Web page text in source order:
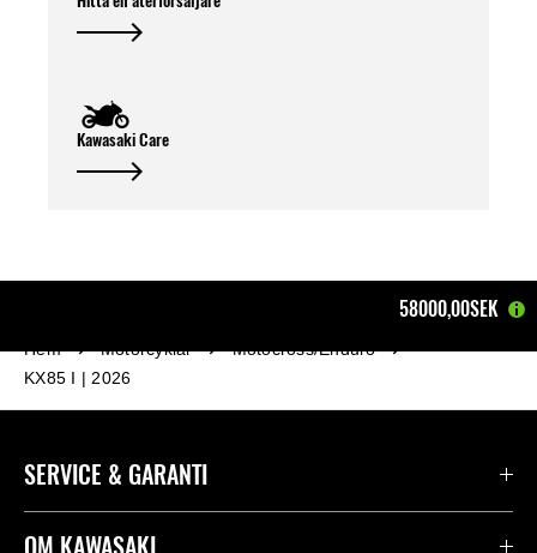
Kawasaki Care
58000,00SEK
Hem Motorcyklar
Motocross/Enduro
KX85 I | 2026
SERVICE & GARANTI
Kontakta oss